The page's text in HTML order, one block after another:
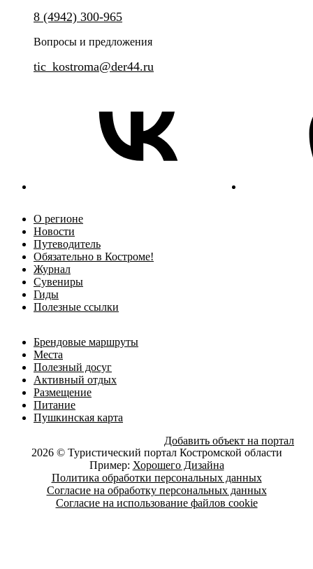
Познакомьтесь с Костромой и её
историей
8 (4942) 300-965
Вопросы и предложения
tic_kostroma@der44.ru
О регионе
Новости
Путеводитель
Обязательно в Костроме!
Журнал
Сувениры
Гиды
Полезные ссылки
Брендовые маршруты
Места
Полезный досуг
Активный отдых
Размещение
Питание
Пушкинская карта
Добавить объект на портал
2026 © Туристический портал Костромской области
Пример: Хорошего Дизайна
Политика обработки персональных данных
Согласие на обработку персональных данных
Согласие на использование файлов cookie